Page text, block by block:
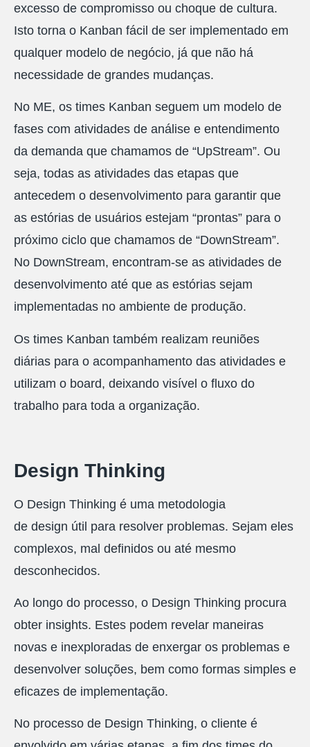
excesso de compromisso ou choque de cultura.
Isto torna o Kanban fácil de ser implementado em
qualquer modelo de negócio, já que não há
necessidade de grandes mudanças.
No ME, os times Kanban seguem um modelo de
fases com atividades de análise e entendimento
da demanda que chamamos de “UpStream”. Ou
seja, todas as atividades das etapas que
antecedem o desenvolvimento para garantir que
as estórias de usuários estejam “prontas” para o
próximo ciclo que chamamos de “DownStream”.
No DownStream, encontram-se as atividades de
desenvolvimento até que as estórias sejam
implementadas no ambiente de produção.
Os times Kanban também realizam reuniões
diárias para o acompanhamento das atividades e
utilizam o board, deixando visível o fluxo do
trabalho para toda a organização.
Design Thinking
O Design Thinking é uma metodologia
de design útil para resolver problemas. Sejam eles
complexos, mal definidos ou até mesmo
desconhecidos.
Ao longo do processo, o Design Thinking procura
obter insights. Estes podem revelar maneiras
novas e inexploradas de enxergar os problemas e
desenvolver soluções, bem como formas simples e
eficazes de implementação.
No processo de Design Thinking, o cliente é